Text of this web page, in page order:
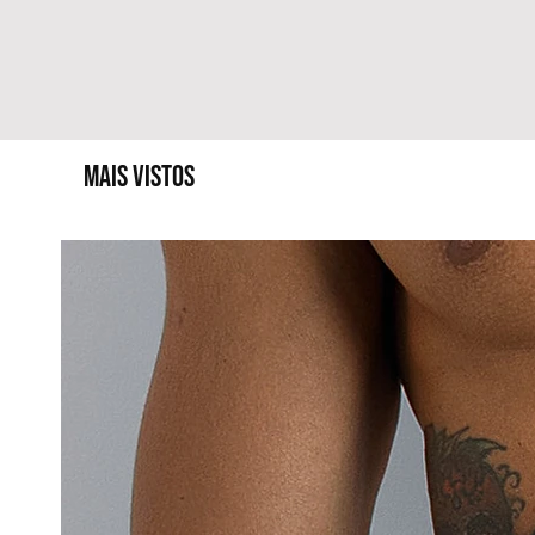
MAIS VISTOS